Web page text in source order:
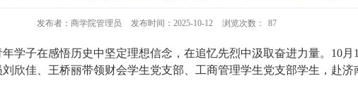
发布者：商学院管理员 发布时间：2025-10-12 浏览次数： 87
学子在感悟历史中坚定理想信念，在追忆先烈中汲取奋进力量。10月
欣佳、王桥丽带领财会学生党支部、工商管理学生党支部学生，赴